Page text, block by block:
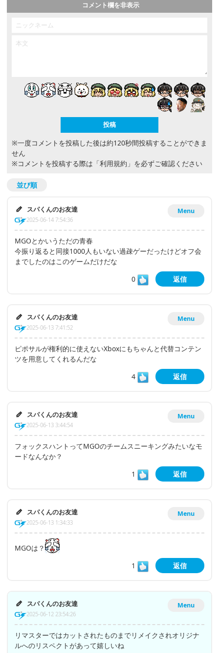
コメント欄を非表示
※一度コメントを投稿した後は約120秒間投稿することができま
せん
※コメントを投稿する際は 「利用規約」 を必ずご確認ください
並び順
Menu
スパくんのお友達
2025-06-14 7:54:36
MGOとかいうただの青春
今振り返ると同接1000人もいない過疎ゲーだったけどオフ会
までしたのはこのゲームだけだな
0
返信
Menu
スパくんのお友達
2025-06-13 7:41:52
ピポサルが権利的に使えないXboxにもちゃんと代替コンテン
ツを用意してくれるんだな
4
返信
Menu
スパくんのお友達
2025-06-13 3:44:54
フォックスハントってMGOのチームスニーキングみたいなモ
ードなんなか？
1
返信
Menu
スパくんのお友達
2025-06-13 1:34:33
MGOは？
1
返信
Menu
スパくんのお友達
2025-06-12 23:54:26
リマスターではカットされたものまでリメイクされオリジナ
ルへのリスペクトがあって嬉しいね